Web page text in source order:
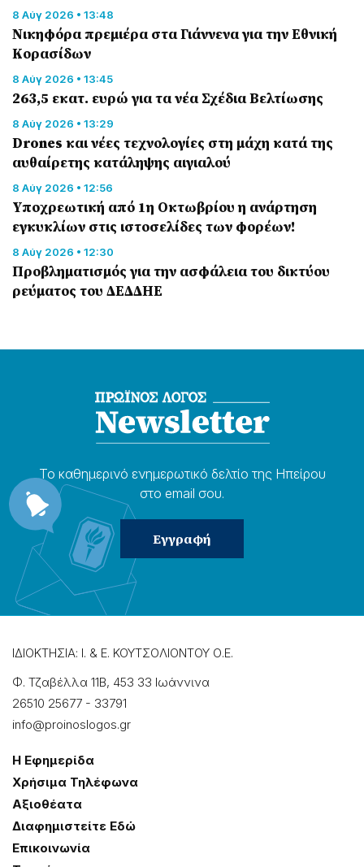
8 Αύγ 2026 • 13:48
Nικηφόρα πρεμιέρα στα Γιάννενα για την Εθνική
Κορασίδων
8 Αύγ 2026 • 13:45
263,5 εκατ. ευρώ για τα νέα Σχέδια Βελτίωσης
8 Αύγ 2026 • 13:29
Drones και νέες τεχνολογίες στη μάχη κατά της
αυθαίρετης κατάληψης αιγιαλού
8 Αύγ 2026 • 12:56
Υποχρεωτική από 1η Οκτωβρίου η ανάρτηση
εγκυκλίων στις ιστοσελίδες των φορέων!
8 Αύγ 2026 • 12:30
Προβληματισμός για την ασφάλεια του δικτύου
ρεύματος του ΔΕΔΔΗΕ
Το καθημερɩνό ενημερωτɩκό δελτίο της Ηπείρου
στο email σου.
ΙΔΙΟΚΤΗΣΙΑ: Ι. & Ε. ΚΟΥΤΣΟΛΙΟΝΤΟΥ Ο.Ε.
Φ. Τζαβέλλα 11Β, 453 33 Ιωάννɩνα
26510 25677 - 33791
info@proinoslogos.gr
Η Εφημερίδα
Χρήσɩμα Τηλέφωνα
Αξɩοθέατα
Δɩαφημɩστείτε Εδώ
Επɩκοɩνωνία